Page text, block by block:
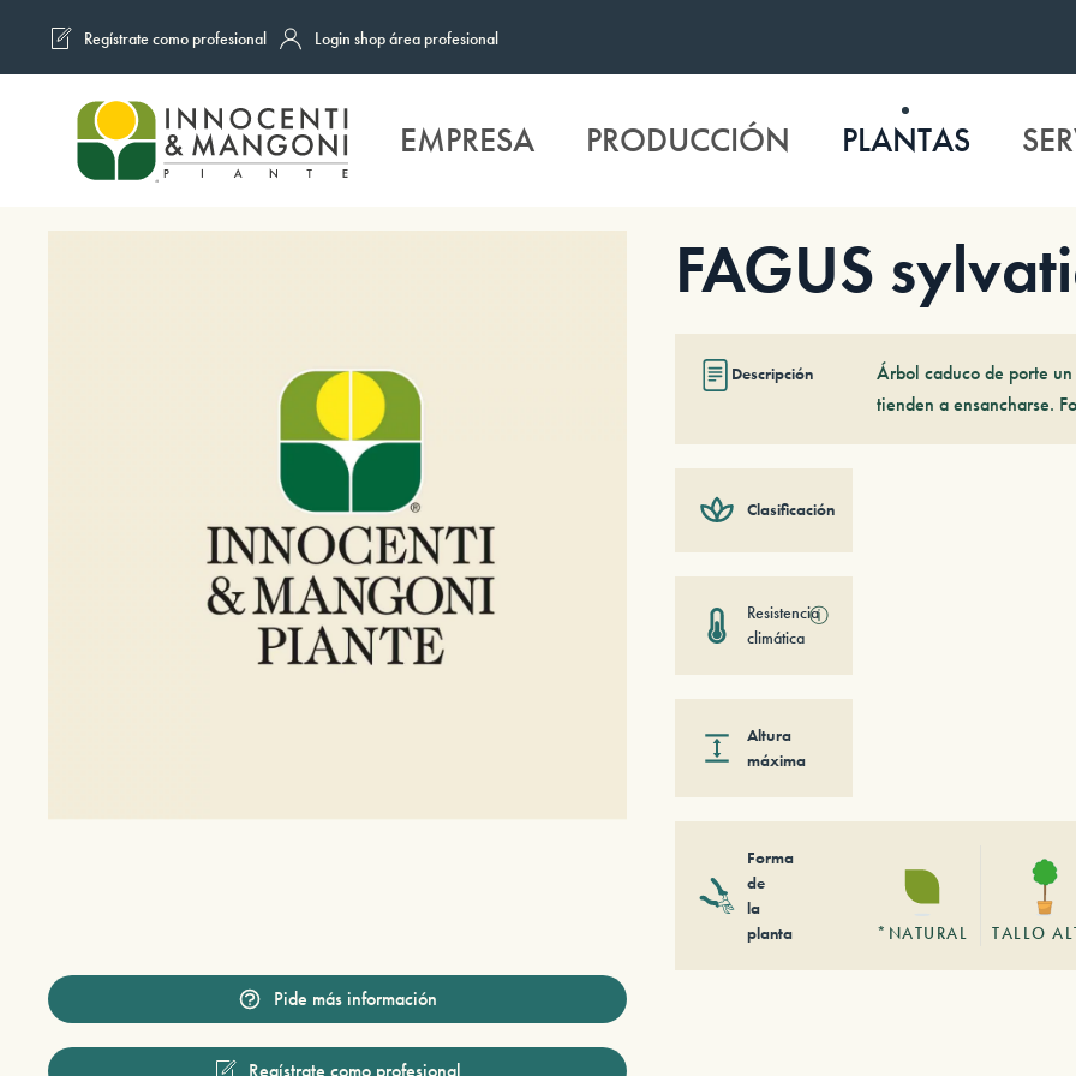
Skip to main content
Regístrate como profesional Login shop área profesional
EMPRESA PRODUCCIÓN PLANTAS
Pide más información
Regístrate como profesional
FAGUS
Descripción
Árbol caduco de porte
tienden a ensancharse.
Clasificación
Resistencia
climática
ⓘ
Altura
máxima
Forma
de
la
planta
*NATURAL TALLO